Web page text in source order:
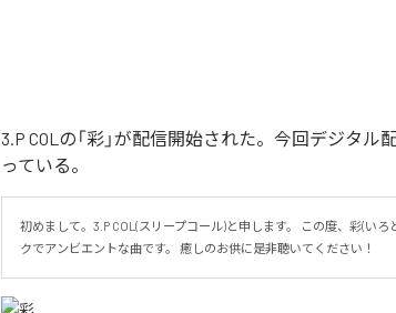
3.P COLの「彩」が配信開始された。今回デジタル
っている。
初めまして。3.P COL(スリープコール)と申します。 この度、彩(い
クでアンビエントな曲です。 癒しのお供に是非聴いてください！